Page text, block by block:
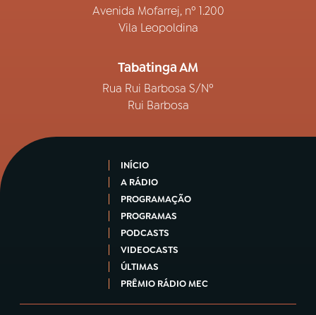
Avenida Mofarrej, nº 1.200
Vila Leopoldina
Tabatinga AM
Rua Rui Barbosa S/Nº
Rui Barbosa
INÍCIO
A RÁDIO
PROGRAMAÇÃO
PROGRAMAS
PODCASTS
VIDEOCASTS
ÚLTIMAS
PRÊMIO RÁDIO MEC